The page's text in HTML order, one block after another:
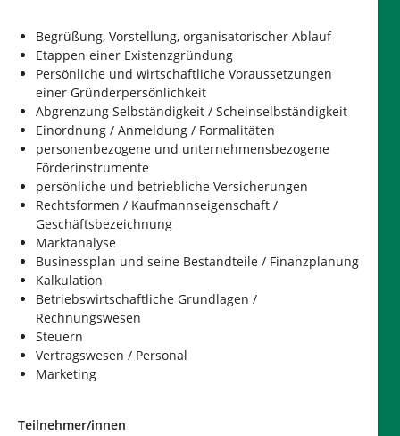
Begrüßung, Vorstellung, organisatorischer Ablauf
Etappen einer Existenzgründung
Persönliche und wirtschaftliche Voraussetzungen
einer Gründerpersönlichkeit
Abgrenzung Selbständigkeit / Scheinselbständigkeit
Einordnung / Anmeldung / Formalitäten
personenbezogene und unternehmensbezogene
Förderinstrumente
persönliche und betriebliche Versicherungen
Rechtsformen / Kaufmannseigenschaft /
Geschäftsbezeichnung
Marktanalyse
Businessplan und seine Bestandteile / Finanzplanung
Kalkulation
Betriebswirtschaftliche Grundlagen /
Rechnungswesen
Steuern
Vertragswesen / Personal
Marketing
Teilnehmer/innen